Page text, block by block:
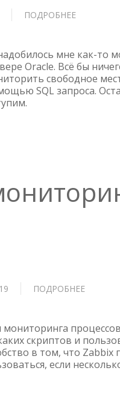
ПОДРОБНЕЕ
В
ORACLE
DATABASE
мне как-то
Oracle. Всё бы
свободное
SQL запроса.
ПОДРОБНЕЕ
В
LINUX
мониторинга
скриптов и
в том, что Zabbix
если